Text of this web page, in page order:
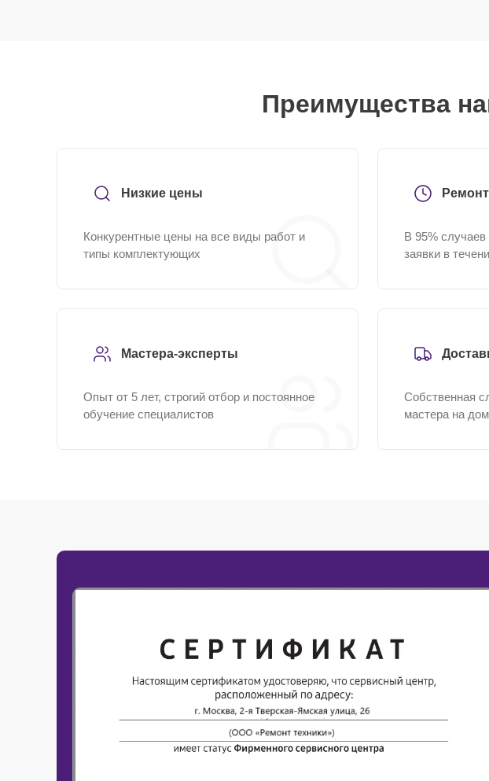
Преимущества
Низкие цены
Конкурентные цены на все виды работ и
типы комплектующих
В 95% случаев
заявки в
Мастера-эксперты
Опыт от 5 лет, строгий отбор и постоянное
обучение специалистов
Собственная
мастера на